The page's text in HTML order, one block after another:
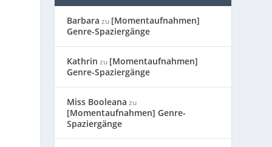
Barbara zu [Momentaufnahmen]
Genre-Spaziergänge
Kathrin zu [Momentaufnahmen]
Genre-Spaziergänge
Miss Booleana zu
[Momentaufnahmen] Genre-
Spaziergänge